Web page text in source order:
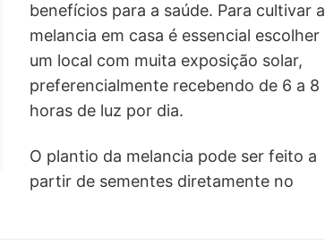
benefícios para a saúde. Para cultivar a
melancia em casa é essencial escolher
um local com muita exposição solar,
preferencialmente recebendo de 6 a 8
horas de luz por dia.
O plantio da melancia pode ser feito a
partir de sementes diretamente no